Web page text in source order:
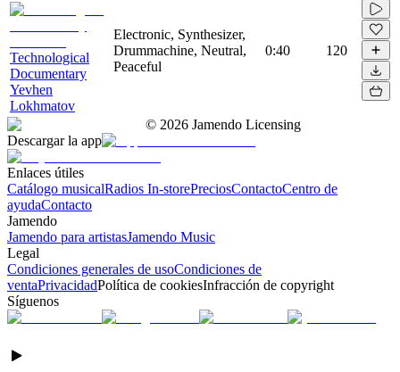
Technological
Documentary
Yevhen
Lokhmatov
Electronic, Synthesizer,
Drummachine, Neutral,
Peaceful
0:40 120
© 2026 Jamendo Licensing
Descargar la app
Enlaces útiles
Catálogo musicalRadios In-storePreciosContactoCentro de
ayudaContacto
Jamendo
Jamendo para artistasJamendo Music
Legal
Condiciones generales de usoCondiciones de
ventaPrivacidadPolítica de cookiesInfracción de copyright
Síguenos